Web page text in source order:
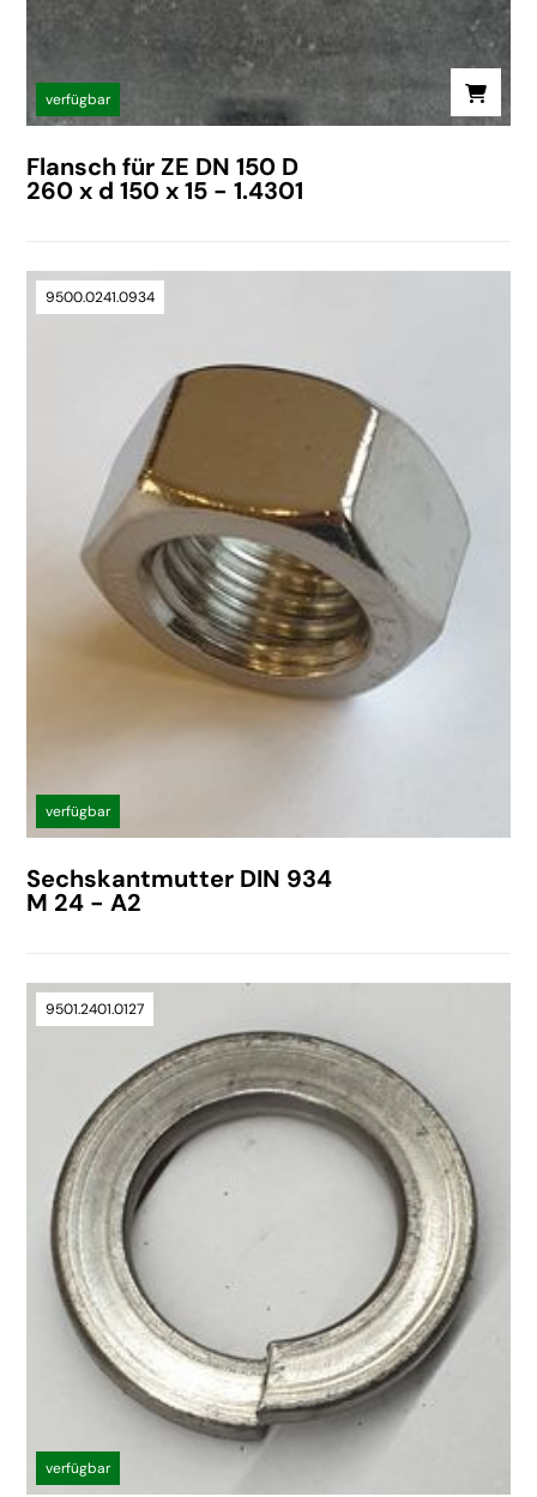
verfügbar
Flansch für ZE DN 150 D
260 x d 150 x 15 - 1.4301
9500.0241.0934
verfügbar
Sechskantmutter DIN 934
M 24 - A2
9501.2401.0127
verfügbar